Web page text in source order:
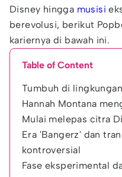
Disney hingga musisi
berevolusi, berikut
kariernya di bawah ini.
Table of Content
Tumbuh di
Hannah Montana
Mulai melepas citra
Era 'Bangerz' dan
kontroversial
Fase eksperimental